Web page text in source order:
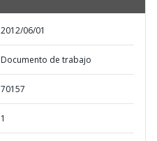
2012/06/01
Documento de trabajo
70157
1